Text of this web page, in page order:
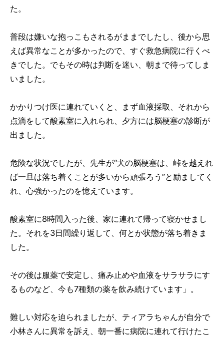
た。
普段は嫌いな抱っこもされるがままでしたし、後から思
えば異常なことが多かったので、すぐ救急病院に行くべ
きでした。でもその時は判断を迷い、朝まで待ってしま
いました。
かかりつけ医に連れていくと、まず血液採取、それから
点滴をして酸素室に入れられ、夕方には脳梗塞の診断が
出ました。
危険な状況でしたが、先生が“犬の脳梗塞は、峠を越えれ
ば一旦は落ち着くことが多いから頑張ろう”と励ましてく
れ、心強かったのを憶えています。
酸素室に8時間入った後、家に連れて帰って寝かせまし
た。それを3日間繰り返して、何とか状態が落ち着きま
した。
その後は服薬で安定し、痛み止めや血液をサラサラにす
るものなど、今も7種類の薬を飲み続けています」。
難しい対応を迫られましたが、ティアラちゃんが自分で
小林さんに異常を訴え、朝一番に病院に連れて行けたこ